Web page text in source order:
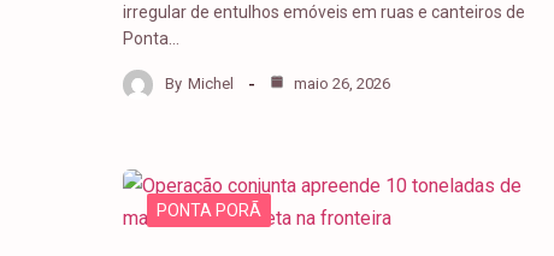
irregular de entulhos emóveis em ruas e canteiros de
Ponta…
By Michel maio 26, 2026
PONTA PORÃ